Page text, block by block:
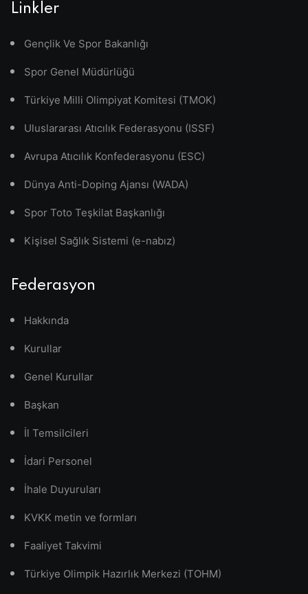
Linkler
Gençlik Ve Spor Bakanlığı
Spor Genel Müdürlüğü
Türkiye Milli Olimpiyat Komitesi (TMOK)
Uluslararası Atıcılık Federasyonu (ISSF)
Avrupa Atıcılık Konfederasyonu (ESC)
Dünya Anti-Doping Ajansı (WADA)
Spor Toto Teşkilat Başkanlığı
Kişisel Sağlık Sistemi (e-nabız)
Federasyon
Hakkında
Kurullar
Genel Kurullar
Başkan
İl Temsilcileri
İdari Personel
İhale Duyuruları
KVKK metin ve formları
Faaliyet Takvimi
Türkiye Olimpik Hazırlık Merkezi (TOHM)